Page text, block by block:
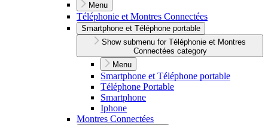
Menu
Téléphonie et Montres Connectées
Smartphone et Téléphone portable
Show submenu for Téléphonie et Montres
Connectées category
Menu
Smartphone et Téléphone portable
Téléphone Portable
Smartphone
Iphone
Montres Connectées